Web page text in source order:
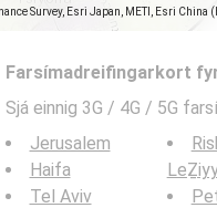
Survey, Esri Japan, METI, Esri
Farsímadreifingarkort
Sjá einnig 3G / 4G / 5G
Jerusalem
Haifa
Tel Aviv